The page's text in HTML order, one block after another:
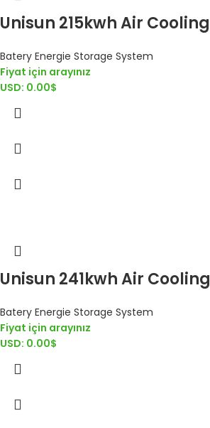
Unisun 215kwh Air Cooling
Batery Energie Storage System
Fiyat için arayınız
USD: 0.00$
Unisun 241kwh Air Cooling
Batery Energie Storage System
Fiyat için arayınız
USD: 0.00$